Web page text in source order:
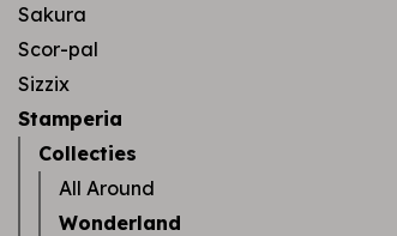
Sakura
Scor-pal
Sizzix
Stamperia
Collecties
All Around
Wonderland